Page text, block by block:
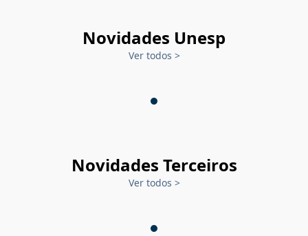
Novidades Unesp
Ver todos >
Novidades Terceiros
Ver todos >